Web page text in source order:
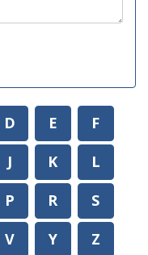
D E
F
J K
L
P R
S
V Y Z